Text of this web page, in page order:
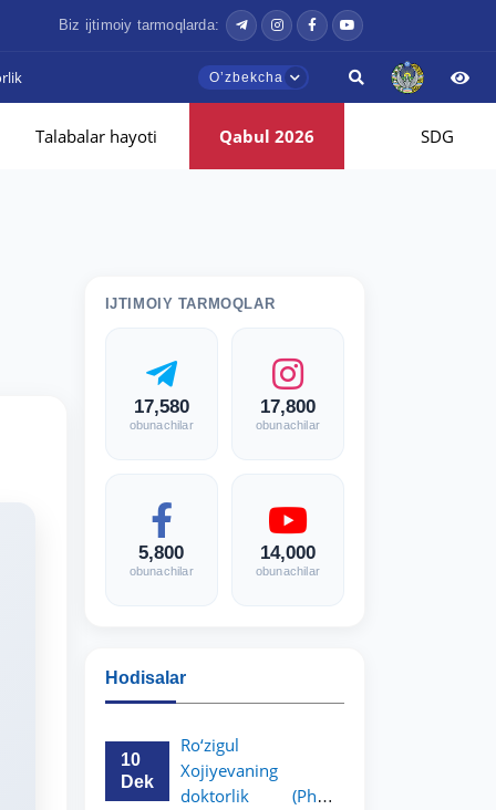
Biz ijtimoiy tarmoqlarda:
Oʼzbekcha
Talabalar hayoti Qabul 2026 SDG
IJTIMOIY TARMOQLAR
17,580
obunachilar
17,800
obunachilar
5,800
obunachilar
14,000
obunachilar
Hodisalar
10
Dek
Ro‘zigul
Xojiyevaning
doktorlik (PhD)